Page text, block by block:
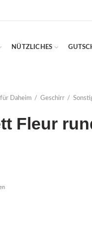
NÜTZLICHES
Daheim Geschirr
Fleur